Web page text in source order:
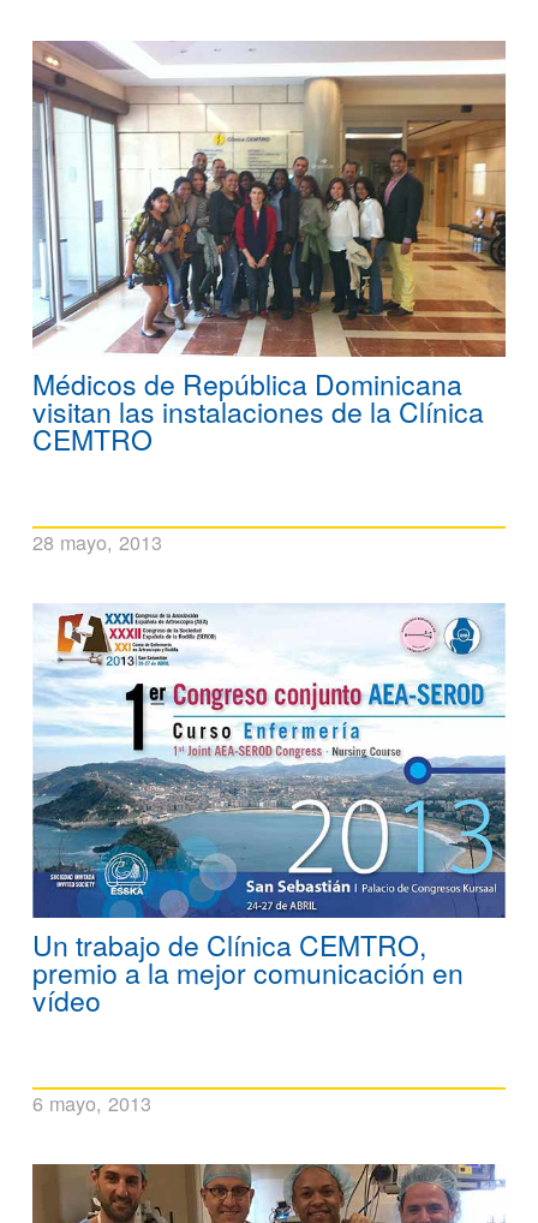
Médicos de República Dominicana
visitan las instalaciones de la Clínica
CEMTRO
28 mayo, 2013
Un trabajo de Clínica CEMTRO,
premio a la mejor comunicación en
vídeo
6 mayo, 2013